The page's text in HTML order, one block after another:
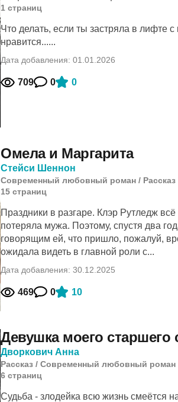
1 cтраниц
Что делать, если ты застряла в лифте
нравится......
Дата добавления: 01.01.2026
709 0 0
Омела и Маргарита
Стейси Шеннон
Современный любовный роман / Рассказ
15 cтраниц
Праздники в разгаре. Клэр Рутледж
потеряла мужа. Поэтому, спустя два
говорящим ей, что пришло, пожалуй,
ожидала видеть в главной роли с...
Дата добавления: 30.12.2025
469 0 10
Девушка моего старшего
Дворкович Анна
Рассказ / Современный любовный роман
6 cтраниц
Судьба - злодейка всю жизнь смеётся